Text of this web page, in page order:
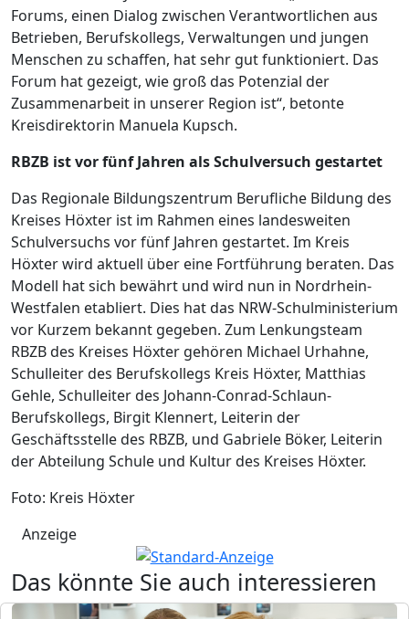
Forums, einen Dialog zwischen Verantwortlichen aus
Betrieben, Berufskollegs, Verwaltungen und jungen
Menschen zu schaffen, hat sehr gut funktioniert. Das
Forum hat gezeigt, wie groß das Potenzial der
Zusammenarbeit in unserer Region ist“, betonte
Kreisdirektorin Manuela Kupsch.
RBZB ist vor fünf Jahren als Schulversuch gestartet
Das Regionale Bildungszentrum Berufliche Bildung des
Kreises Höxter ist im Rahmen eines landesweiten
Schulversuchs vor fünf Jahren gestartet. Im Kreis
Höxter wird aktuell über eine Fortführung beraten. Das
Modell hat sich bewährt und wird nun in Nordrhein-
Westfalen etabliert. Dies hat das NRW-Schulministerium
vor Kurzem bekannt gegeben. Zum Lenkungsteam
RBZB des Kreises Höxter gehören Michael Urhahne,
Schulleiter des Berufskollegs Kreis Höxter, Matthias
Gehle, Schulleiter des Johann-Conrad-Schlaun-
Berufskollegs, Birgit Klennert, Leiterin der
Geschäftsstelle des RBZB, und Gabriele Böker, Leiterin
der Abteilung Schule und Kultur des Kreises Höxter.
Foto: Kreis Höxter
Anzeige
Das könnte Sie auch interessieren